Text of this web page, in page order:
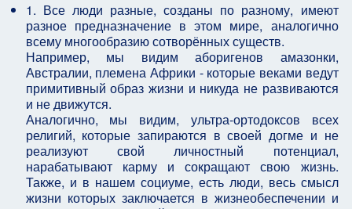
1. Все люди разные, созданы по разному, имеют
разное предназначение в этом мире, аналогично
всему многообразию сотворённых существ.
Например, мы видим аборигенов амазонки,
Австралии, племена Африки - которые веками ведут
примитивный образ жизни и никуда не развиваются
и не движутся.
Аналогично, мы видим, ультра-ортодоксов всех
религий, которые запираются в своей догме и не
реализуют свой личностный потенциал,
нарабатывают карму и сокращают свою жизнь.
Также, и в нашем социуме, есть люди, весь смысл
жизни которых заключается в жизнеобеспечении и